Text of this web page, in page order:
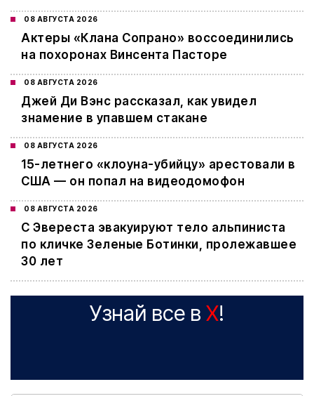
08 АВГУСТА 2026
Актеры «Клана Сопрано» воссоединились
на похоронах Винсента Пасторе
08 АВГУСТА 2026
Джей Ди Вэнс рассказал, как увидел
знамение в упавшем стакане
08 АВГУСТА 2026
15-летнего «клоуна-убийцу» арестовали в
США — он попал на видеодомофон
08 АВГУСТА 2026
С Эвереста эвакуируют тело альпиниста
по кличке Зеленые Ботинки, пролежавшее
30 лет
Узнай все в X!